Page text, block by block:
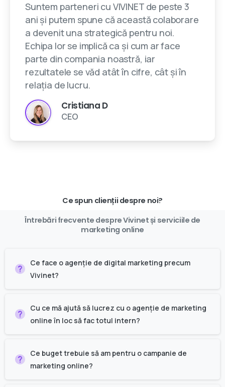
Suntem parteneri cu VIVINET de peste 3
ani și putem spune că această colaborare
a devenit una strategică pentru noi.
Echipa lor se implică ca și cum ar face
parte din compania noastră, iar
rezultatele se văd atât în cifre, cât și în
relația de lucru.
Cristiana D
CEO
Ce spun clienții despre noi?
Întrebări frecvente despreVivinetși serviciile de
marketing online
Ce face o agenție de digital marketing precum
Vivinet?
Cu ce mă ajută să lucrez cu o agenție de marketing
online în loc să fac totul intern?
Ce buget trebuie să am pentru o campanie de
marketing online?